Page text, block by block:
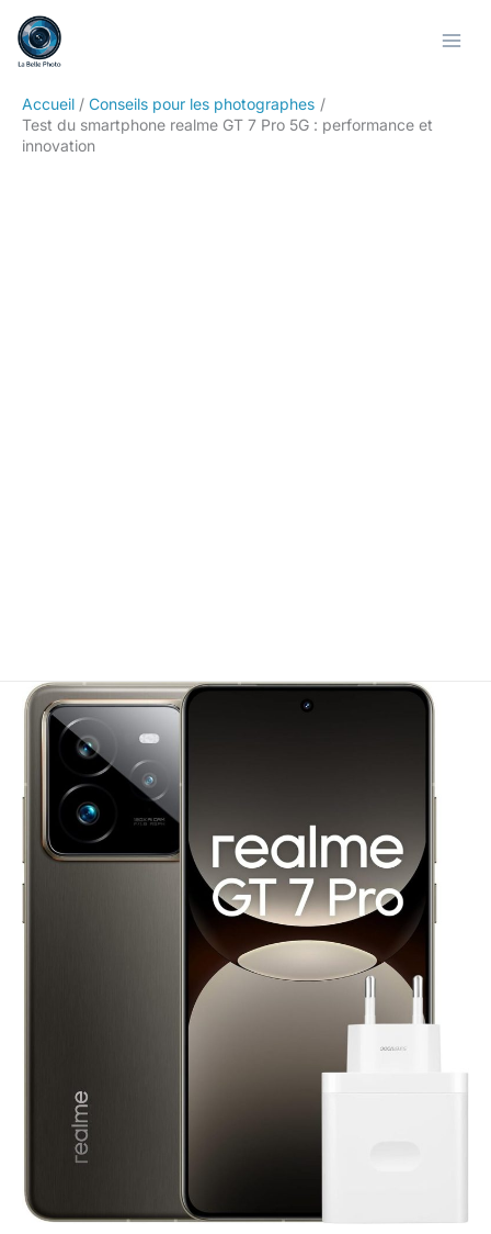
contenu
Accueil
Conseils pour les photographes
Test du smartphone realme GT 7 Pro 5G : performance et
innovation
Rechercher